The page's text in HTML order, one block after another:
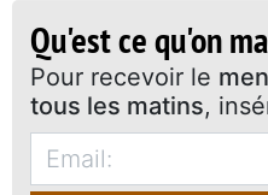
Qu'est ce qu'on
Pour recevoir le
tous les matins,